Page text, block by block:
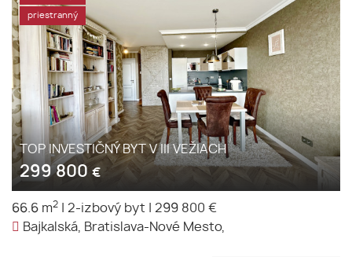
priestranný
TOP INVESTIČNÝ BYT V III VEŽIACH
299 800 €
66.6 m2 2-izbový byt
299 800 €
Bajkalská, Bratislava-Nové Mesto,